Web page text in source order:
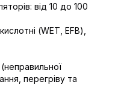
від 10 до 100
(WET, EFB),
перегріву та